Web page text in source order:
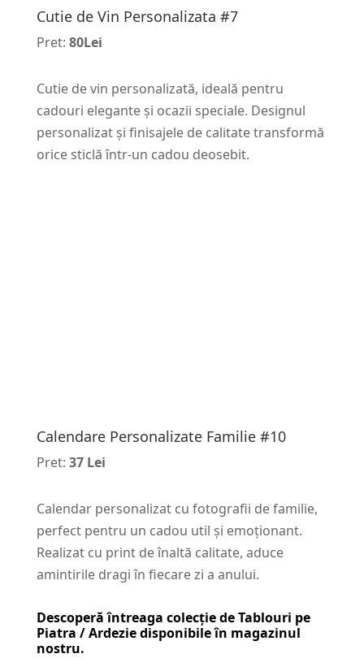
Cutie de Vin Personalizata #7
Pret: 80Lei
Cutie de vin personalizată, ideală pentru
cadouri elegante și ocazii speciale. Designul
personalizat și finisajele de calitate transformă
orice sticlă într-un cadou deosebit.
Calendare Personalizate Familie #10
Pret: 37 Lei
Calendar personalizat cu fotografii de familie,
perfect pentru un cadou util și emoționant.
Realizat cu print de înaltă calitate, aduce
amintirile dragi în fiecare zi a anului.
Descoperă întreaga colecție deTablouri pe
Piatra / Ardeziedisponibile în magazinul
nostru.